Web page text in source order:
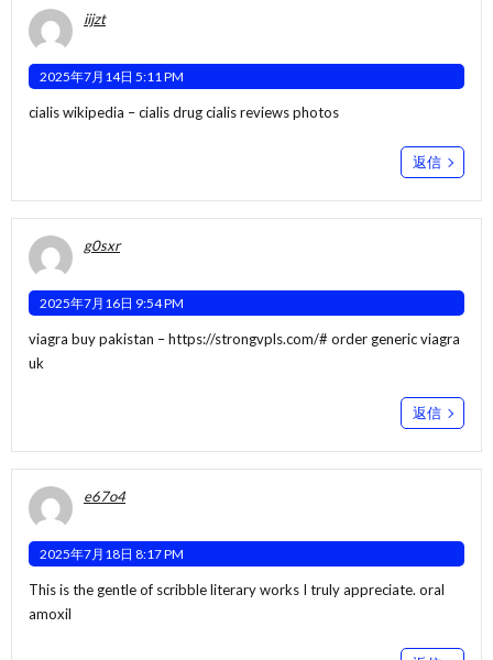
iijzt
2025年7月14日 5:11 PM
cialis wikipedia –cialis drugcialis reviews photos
返信
g0sxr
2025年7月16日 9:54 PM
viagra buy pakistan –https://strongvpls.com/# order generic viagra
uk
返信
e67o4
2025年7月18日 8:17 PM
This is the gentle of scribble literary works I truly appreciate. oral
amoxil